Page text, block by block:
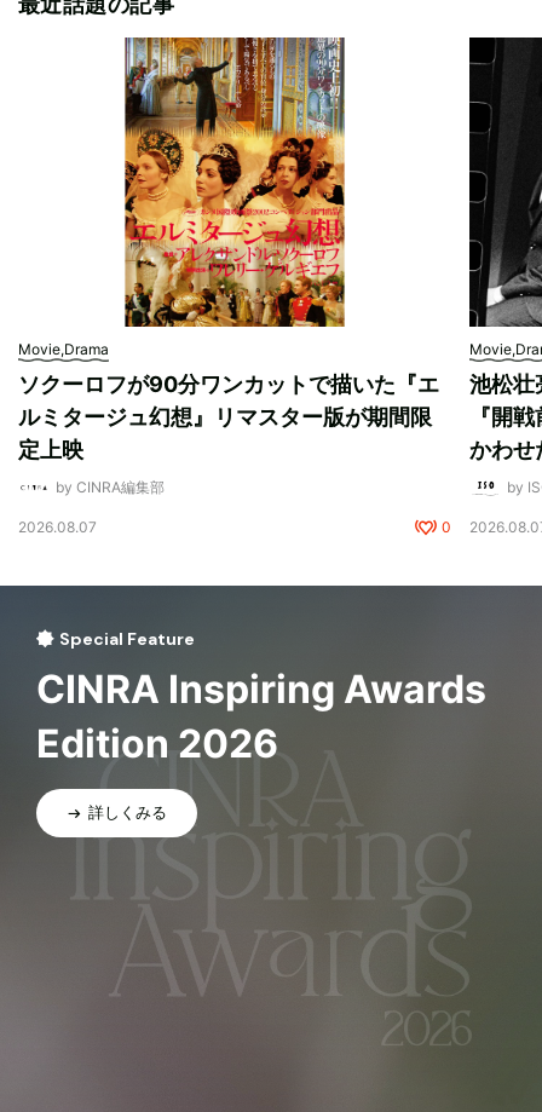
Movie,Drama
ソクーロフが90分ワンカットで描いた『エ
ルミタージュ幻想』リマスター版が期間限
定上映
by CINRA編集部
2026.08.07 0
池松壮
『開
かわせ
by
Special Feature
CINRA Inspiring Awards
Edition 2026
詳しくみる